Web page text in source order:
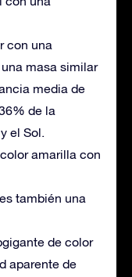
con una
masa similar
media de
de la
el Sol.
amarilla con
también una
de color
aparente de